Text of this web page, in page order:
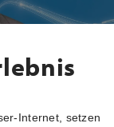
Internet, setzen